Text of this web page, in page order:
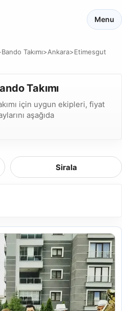
Menu
Bando Takımı>Ankara>Etimesgut
Takımı
için uygun ekipleri, fiyat
aşağıda
Sirala